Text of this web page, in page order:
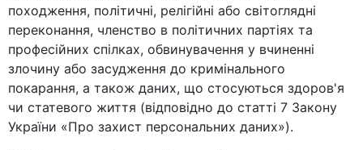
походження, політичні, релігійні або світоглядні
переконання, членство в політичних партіях та
професійних спілках, обвинувачення у вчиненні
злочину або засудження до кримінального
покарання, а також даних, що стосуються здоров'я
чи статевого життя (відповідно до статті 7 Закону
України «Про захист персональних даних»).